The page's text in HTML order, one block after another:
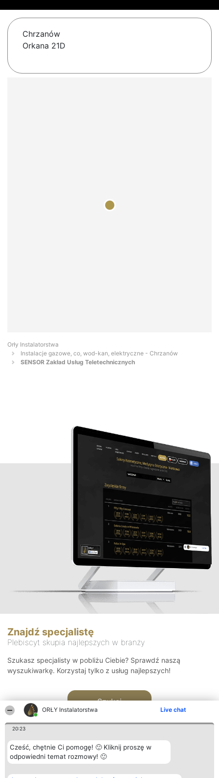
ORŁY Instalatorstwa Live chat
20:23
Cześć, chętnie Ci pomogę! 🙂 Kliknij proszę w
odpowiedni temat rozmowy! 🙂
Chrzanów
Orkana 21D
Orły Instalatorstwa
Instalacje gazowe, co, wod-kan, elektryczne - Chrzanów
SENSOR Zakład Usług Teletechnicznych
Znajdź specjalistę
Plebiscyt skupia najlepszych w branży
Szukasz specjalisty w pobliżu Ciebie? Sprawdź naszą
wyszukiwarkę. Korzystaj tylko z usług najlepszych!
Szukaj
Organizator plebiscytu Plebiscyt Kontakt